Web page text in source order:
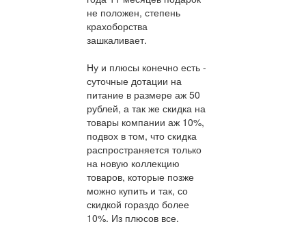
не положен, степень
крахоборства
зашкаливает.
Ну и плюсы конечно есть -
суточные дотации на
питание в размере аж 50
рублей, а так же скидка на
товары компании аж 10%,
подвох в том, что скидка
распространяется только
на новую коллекцию
товаров, которые позже
можно купить и так, со
скидкой гораздо более
10%. Из плюсов все.